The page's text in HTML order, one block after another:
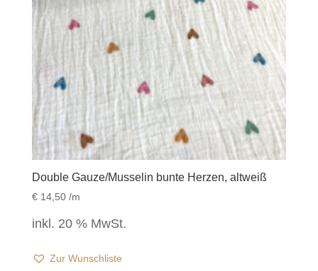
Double Gauze/Musselin bunte Herzen, altweiß
€14,50/m
inkl. 20 % MwSt.
Zur Wunschliste